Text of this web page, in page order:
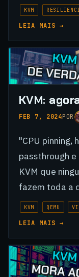
KVM
LEIA MAIS →
KVM:
FEB 7, 2024POR
"CPU pinning,
passthrough
KVM que
fazem toda a
KVM QEMU
LEIA MAIS →